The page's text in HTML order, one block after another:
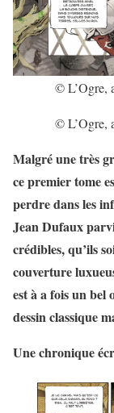
© L’Ogre,
© L’Ogre,
Malgré une très
ce premier tome
perdre dans les
JeanDufaux
crédibles, qu’ils
couverture
est à a fois un
dessin classique
Une chronique